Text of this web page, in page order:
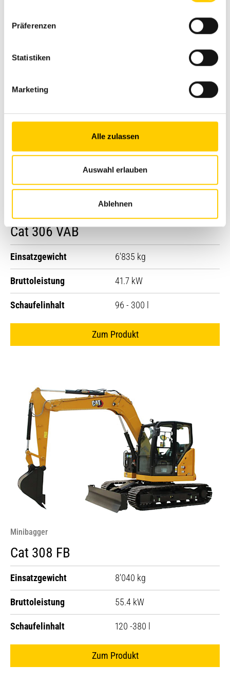
Präferenzen
Statistiken
Marketing
Alle zulassen
Auswahl erlauben
Ablehnen
Cat 306 VAB
Einsatzgewicht 6'835 kg
Bruttoleistung 41.7 kW
Schaufelinhalt 96 - 300 l
Zum Produkt
Minibagger
Cat 308 FB
Einsatzgewicht 8'040 kg
Bruttoleistung 55.4 kW
Schaufelinhalt 120 -380 l
Zum Produkt